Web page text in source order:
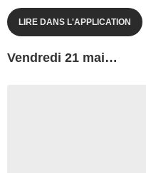
LIRE DANS L'APPLICATION
Vendredi 21 mai…